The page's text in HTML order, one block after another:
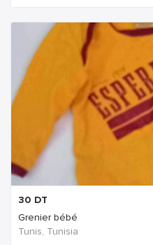
30 DT
Grenier bébé
Tunis, Tunisia